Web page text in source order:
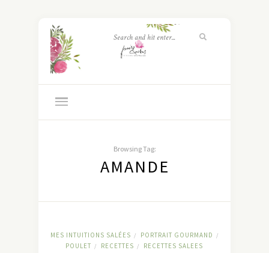
Browsing Tag:
AMANDE
MES INTUITIONS SALÉES / PORTRAIT GOURMAND /
POULET / RECETTES / RECETTES SALEES